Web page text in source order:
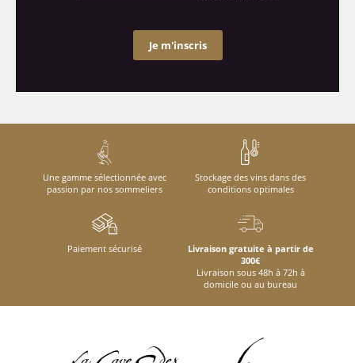
Je m'inscris
Une gamme sélectionnée avec
passion par nos sommeliers
Stockage des vins dans des
conditions optimales
Paiement sécurisé
Livraison gratuite à partir de
300€
Livraison sous 48h à 72h à
domicile ou au bureau